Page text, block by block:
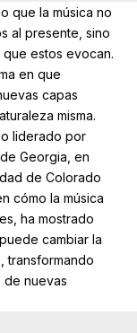
que la música no
al presente, sino
estos evocan.
en que
capas
misma.
liderado por
Georgia, en
de Colorado
cómo la música
ha mostrado
cambiar la
transformando
de nuevas